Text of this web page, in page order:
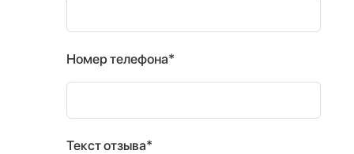
Номер телефона*
Текст отзыва*